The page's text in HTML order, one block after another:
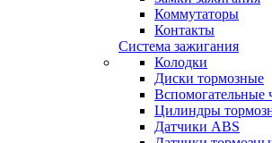
Коммутаторы
Контакты
Система зажигания
Колодки
Диски тормозные
Вспомогательные
Цилиндры
Датчики ABS